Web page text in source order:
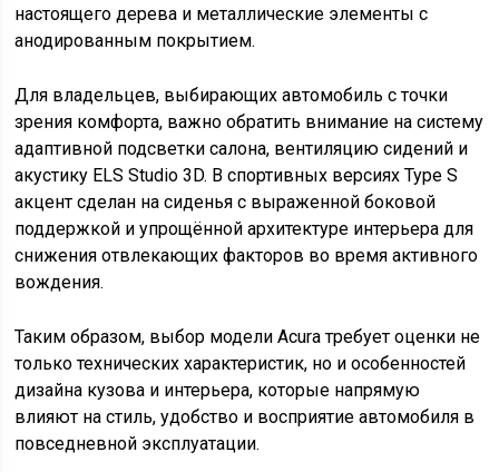
настоящего дерева и металлические элементы с
анодированным покрытием.
Для владельцев, выбирающих автомобиль с точки
зрения комфорта, важно обратить внимание на систему
адаптивной подсветки салона, вентиляцию сидений и
акустику ELS Studio 3D. В спортивных версиях Type S
акцент сделан на сиденья с выраженной боковой
поддержкой и упрощённой архитектуре интерьера для
снижения отвлекающих факторов во время активного
вождения.
Таким образом, выбор модели Acura требует оценки не
только технических характеристик, но и особенностей
дизайна кузова и интерьера, которые напрямую
влияют на стиль, удобство и восприятие автомобиля в
повседневной эксплуатации.